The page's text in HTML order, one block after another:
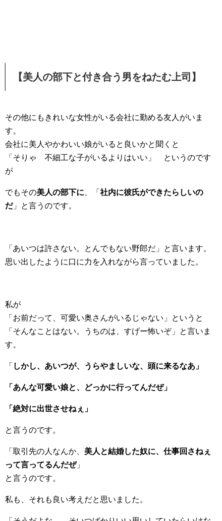
【美人の部下と付き合う男をねたむ上司】
その他にもきれいな女性がいる会社に勤める友人がいま
す。
会社に美人やかわいい娘がいると良いかと聞くと
「そりゃ 不細工な子がいるよりはいい」 というのです
が
でもその美人の部下に 、「 社内に彼氏ができたらしいの
だ」と言うのです。
「あいつは許さない。とんでもない野郎だ」と言います。
思い出したように口に力を入れながら言っていました。
私が
「お前だって、可愛い奥さんがいるじゃない」というと
「そんなことはない。うちのは、すげー怖いぞ」と言いま
す。
「 しかし、あいつが、うらやましいな、頭に来るなあ」
「あんな可愛い娘と、どっかに行ってんだぜ」
「絶対に出世させねぇ」
と言うのです。
「取引先の人なんか、 美人と結婚した奴に、仕事回さねぇ
って言ってるんだぜ」
と言うのです。
私も、それも良い考えだと思いました。